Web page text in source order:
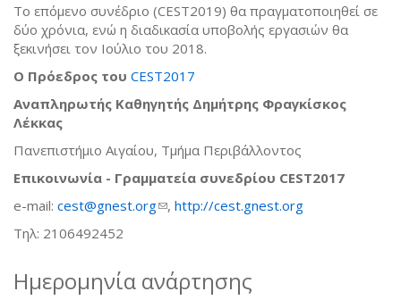
Το επόμενο συνέδριο (CEST2019) θα πραγματοποιηθεί σε
δύο χρόνια, ενώ η διαδικασία υποβολής εργασιών θα
ξεκινήσει τον Ιούλιο του 2018.
Ο Πρόεδρος του CEST2017
Αναπληρωτής Καθηγητής Δημήτρης Φραγκίσκος
Λέκκας
Πανεπιστήμιο Αιγαίου, Τμήμα Περιβάλλοντος
Επικοινωνία - Γραμματεία συνεδρίου CEST2017
e-mail: cest@gnest.org(link sends e-mail)
, http://cest.gnest.org
Τηλ: 2106492452
Ημερομηνία ανάρτησης